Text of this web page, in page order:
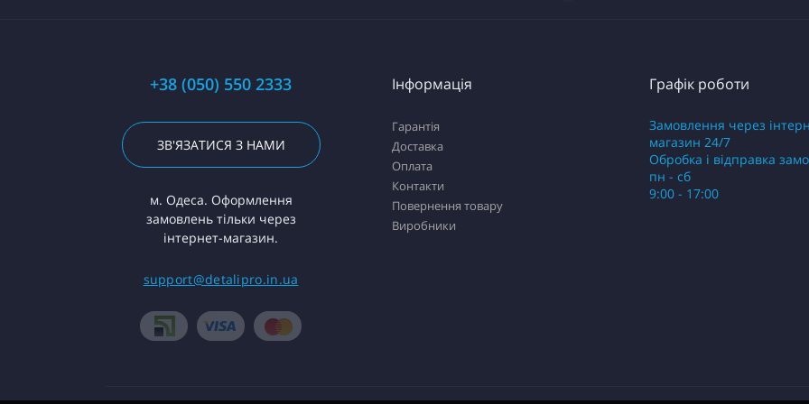
+38 (050) 550 2333
ЗВ'ЯЗАТИСЯ З НАМИ
м. Одеса. Оформлення
замовлень тільки через
інтернет-магазин.
support@detalipro.in.ua
Інформація
Гарантія
Доставка
Оплата
Контакти
Повернення товару
Виробники
Графік роботи
Замовлення через
магазин 24/7
Обробка і відправка
пн - сб
9:00 - 17:00